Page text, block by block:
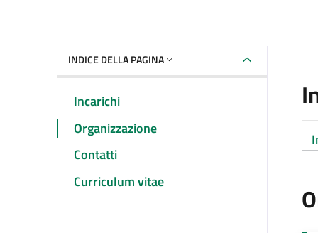
INDICE DELLA PAGINA
Incarichi
Organizzazione
Contatti
Curriculum vitae